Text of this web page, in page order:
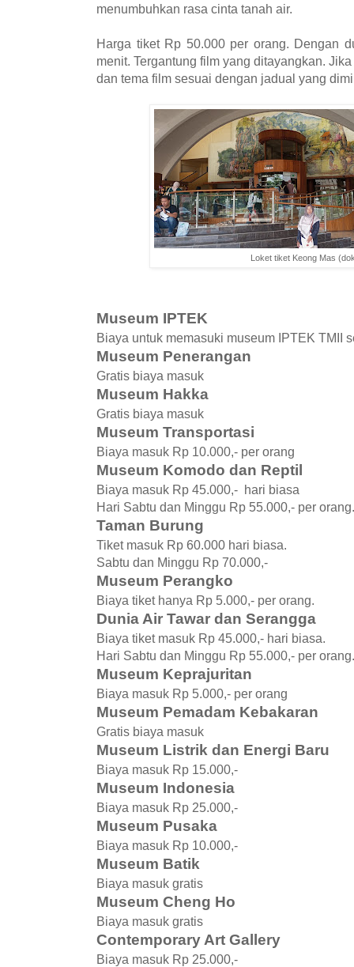
menumbuhkan rasa cinta tanah air.
Harga tiket Rp 50.000 per orang. Dengan
menit. Tergantung film yang ditayangkan.
dan tema film sesuai dengan jadual yang
Loket tiket Keong Mas
Museum IPTEK
Biaya untuk memasuki museum IPTEK TMII
Museum Penerangan
Gratis biaya masuk
Museum Hakka
Gratis biaya masuk
Museum Transportasi
Biaya masuk Rp 10.000,- per orang
Museum Komodo dan Reptil
Biaya masuk Rp 45.000,- hari biasa
Hari Sabtu dan Minggu Rp 55.000,- per
Taman Burung
Tiket masuk Rp 60.000 hari biasa.
Sabtu dan Minggu Rp 70.000,-
Museum Perangko
Biaya tiket hanya Rp 5.000,- per orang.
Dunia Air Tawar dan Serangga
Biaya tiket masuk Rp 45.000,- hari biasa.
Hari Sabtu dan Minggu Rp 55.000,- per
Museum Keprajuritan
Biaya masuk Rp 5.000,- per orang
Museum Pemadam Kebakaran
Gratis biaya masuk
Museum Listrik dan Energi Baru
Biaya masuk Rp 15.000,-
Museum Indonesia
Biaya masuk Rp 25.000,-
Museum Pusaka
Biaya masuk Rp 10.000,-
Museum Batik
Biaya masuk gratis
Museum Cheng Ho
Biaya masuk gratis
Contemporary Art Gallery
Biaya masuk Rp 25.000,-